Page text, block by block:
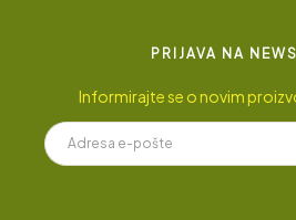
PRIJAVA NA
Informirajte se o novim